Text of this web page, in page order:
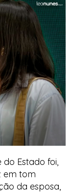
Estado foi,
em tom
da esposa,